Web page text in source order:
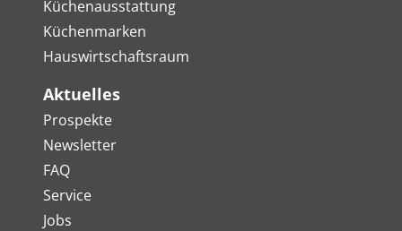
Küchenausstattung
Küchenmarken
Hauswirtschaftsraum
Aktuelles
Prospekte
Newsletter
FAQ
Service
Jobs